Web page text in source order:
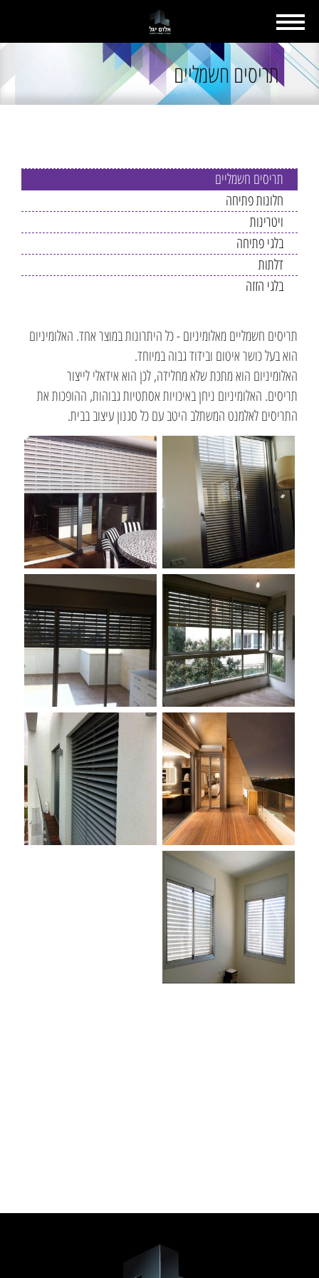
תריסים חשמליים
תחומי התמחות
תריסים חשמליים
חלונות פתיחה
ויטרינות
בלגי פתיחה
דלתות
בלגי הזזה
תריסים חשמליים מאלומיניום - כל היתרונות במוצר אחד. האלומיניום
הוא בעל כושר איטום ובידוד גבוה במיוחד.
האלומיניום הוא מתכת שלא מחלידה, לכן הוא אידאלי לייצור
תריסים. האלומיניום ניחן באיכויות אסתטיות גבוהות, ההופכות את
התריסים לאלמנט המשתלב היטב עם כל סגנון עיצוב בבית.